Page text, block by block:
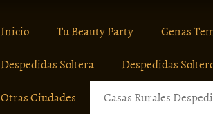
Inicio Tu Beauty Party Cenas
Despedidas Soltera
Despedidas
Otras Ciudades
Casas Rurales